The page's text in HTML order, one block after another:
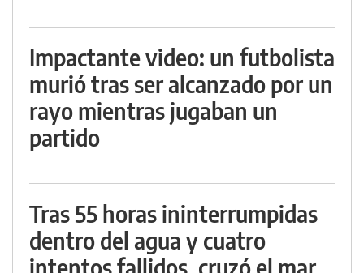
Impactante video: un futbolista
murió tras ser alcanzado por un
rayo mientras jugaban un
partido
Tras 55 horas ininterrumpidas
dentro del agua y cuatro
intentos fallidos, cruzó el mar